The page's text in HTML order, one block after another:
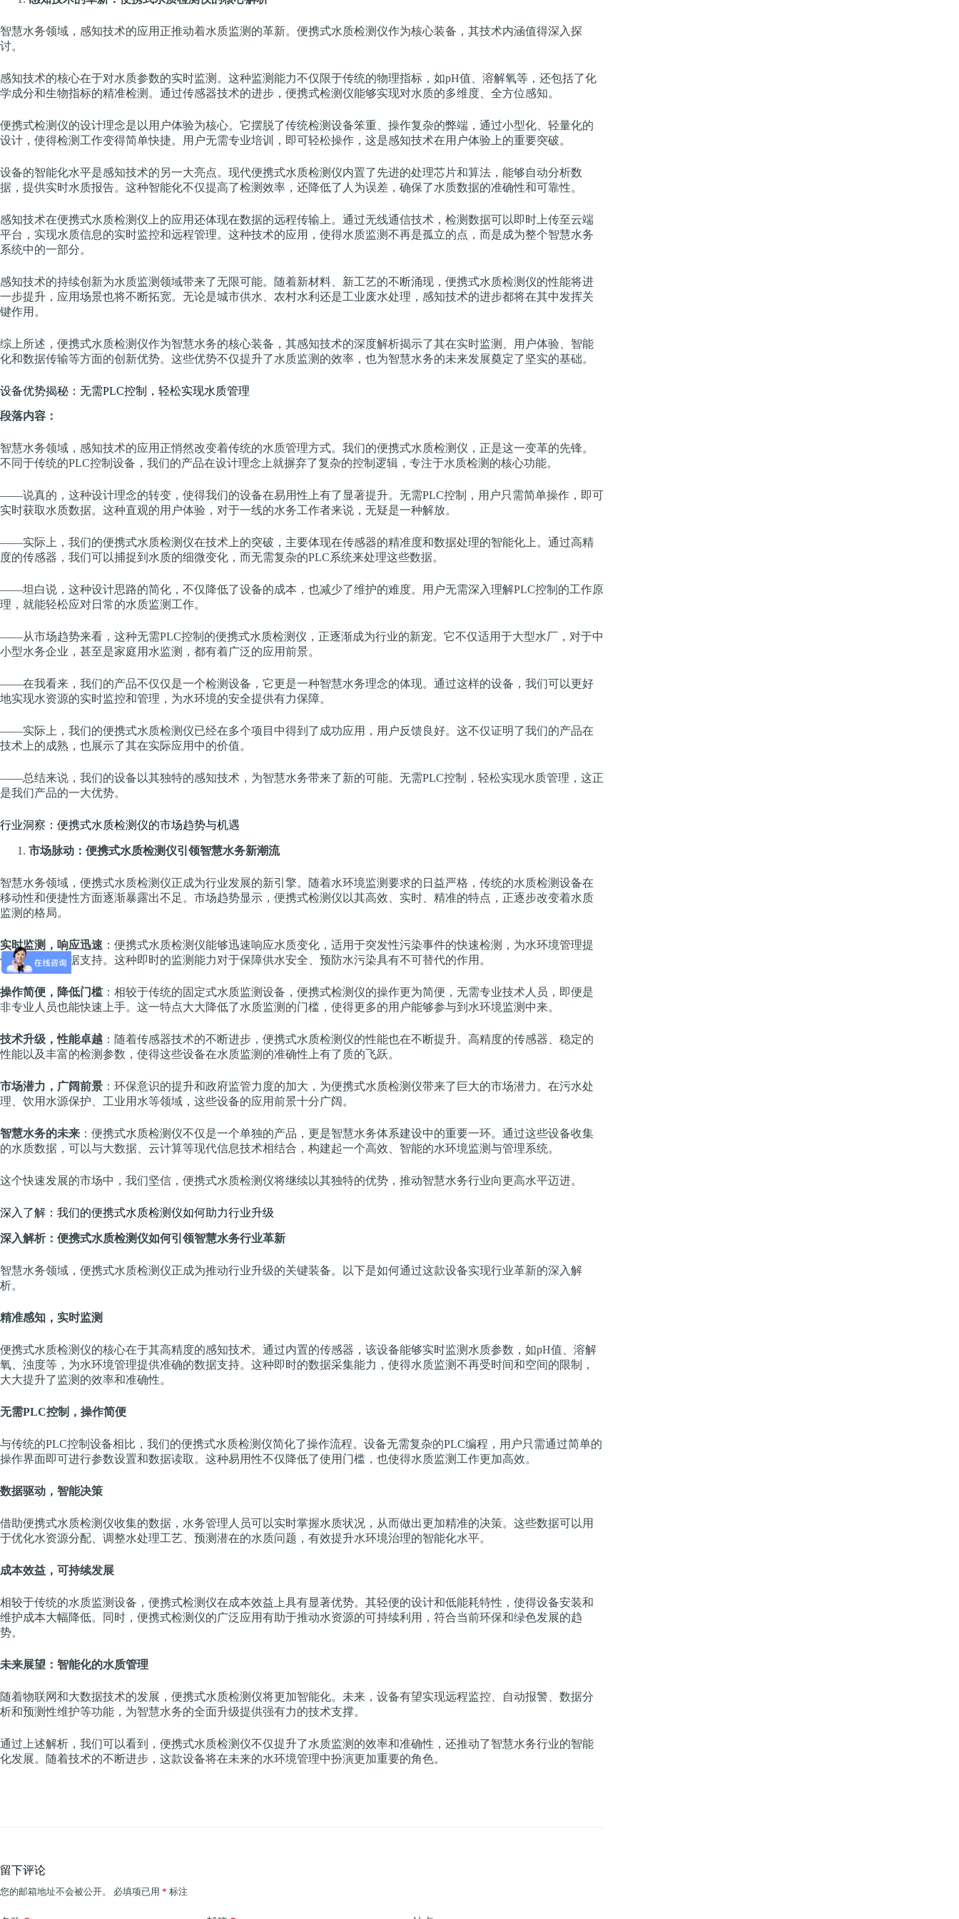
智慧水务领域，感知技术的应用正推动着水质监测的革新。便携式水质检测仪作为核心装备，其技术内涵值得深入探
讨。
感知技术的核心在于对水质参数的实时监测。这种监测能力不仅限于传统的物理指标，如pH值、溶解氧等，还包括了化
学成分和生物指标的精准检测。通过传感器技术的进步，便携式检测仪能够实现对水质的多维度、全方位感知。
便携式检测仪的设计理念是以用户体验为核心。它摆脱了传统检测设备笨重、操作复杂的弊端，通过小型化、轻量化的
设计，使得检测工作变得简单快捷。用户无需专业培训，即可轻松操作，这是感知技术在用户体验上的重要突破。
设备的智能化水平是感知技术的另一大亮点。现代便携式水质检测仪内置了先进的处理芯片和算法，能够自动分析数
据，提供实时水质报告。这种智能化不仅提高了检测效率，还降低了人为误差，确保了水质数据的准确性和可靠性。
感知技术在便携式水质检测仪上的应用还体现在数据的远程传输上。通过无线通信技术，检测数据可以即时上传至云端
平台，实现水质信息的实时监控和远程管理。这种技术的应用，使得水质监测不再是孤立的点，而是成为整个智慧水务
系统中的一部分。
感知技术的持续创新为水质监测领域带来了无限可能。随着新材料、新工艺的不断涌现，便携式水质检测仪的性能将进
一步提升，应用场景也将不断拓宽。无论是城市供水、农村水利还是工业废水处理，感知技术的进步都将在其中发挥关
键作用。
综上所述，便携式水质检测仪作为智慧水务的核心装备，其感知技术的深度解析揭示了其在实时监测、用户体验、智能
化和数据传输等方面的创新优势。这些优势不仅提升了水质监测的效率，也为智慧水务的未来发展奠定了坚实的基础。
设备优势揭秘：无需PLC控制，轻松实现水质管理
段落内容：
智慧水务领域，感知技术的应用正悄然改变着传统的水质管理方式。我们的便携式水质检测仪，正是这一变革的先锋。
不同于传统的PLC控制设备，我们的产品在设计理念上就摒弃了复杂的控制逻辑，专注于水质检测的核心功能。
——说真的，这种设计理念的转变，使得我们的设备在易用性上有了显著提升。无需PLC控制，用户只需简单操作，即可
实时获取水质数据。这种直观的用户体验，对于一线的水务工作者来说，无疑是一种解放。
——实际上，我们的便携式水质检测仪在技术上的突破，主要体现在传感器的精准度和数据处理的智能化上。通过高精
度的传感器，我们可以捕捉到水质的细微变化，而无需复杂的PLC系统来处理这些数据。
——坦白说，这种设计思路的简化，不仅降低了设备的成本，也减少了维护的难度。用户无需深入理解PLC控制的工作原
理，就能轻松应对日常的水质监测工作。
——从市场趋势来看，这种无需PLC控制的便携式水质检测仪，正逐渐成为行业的新宠。它不仅适用于大型水厂，对于中
小型水务企业，甚至是家庭用水监测，都有着广泛的应用前景。
——在我看来，我们的产品不仅仅是一个检测设备，它更是一种智慧水务理念的体现。通过这样的设备，我们可以更好
地实现水资源的实时监控和管理，为水环境的安全提供有力保障。
——实际上，我们的便携式水质检测仪已经在多个项目中得到了成功应用，用户反馈良好。这不仅证明了我们的产品在
技术上的成熟，也展示了其在实际应用中的价值。
——总结来说，我们的设备以其独特的感知技术，为智慧水务带来了新的可能。无需PLC控制，轻松实现水质管理，这正
是我们产品的一大优势。
行业洞察：便携式水质检测仪的市场趋势与机遇
市场脉动：便携式水质检测仪引领智慧水务新潮流
智慧水务领域，便携式水质检测仪正成为行业发展的新引擎。随着水环境监测要求的日益严格，传统的水质检测设备在
移动性和便捷性方面逐渐暴露出不足。市场趋势显示，便携式检测仪以其高效、实时、精准的特点，正逐步改变着水质
监测的格局。
实时监测，响应迅速 ：便携式水质检测仪能够迅速响应水质变化，适用于突发性污染事件的快速检测，为水环境管理提
供了及时的数据支持。这种即时的监测能力对于保障供水安全、预防水污染具有不可替代的作用。
操作简便，降低门槛：相较于传统的固定式水质监测设备，便携式检测仪的操作更为简便，无需专业技术人员，即便是
非专业人员也能快速上手。这一特点大大降低了水质监测的门槛，使得更多的用户能够参与到水环境监测中来。
技术升级，性能卓越 ：随着传感器技术的不断进步，便携式水质检测仪的性能也在不断提升。高精度的传感器、稳定的
性能以及丰富的检测参数，使得这些设备在水质监测的准确性上有了质的飞跃。
市场潜力，广阔前景 ：环保意识的提升和政府监管力度的加大，为便携式水质检测仪带来了巨大的市场潜力。在污水处
理、饮用水源保护、工业用水等领域，这些设备的应用前景十分广阔。
智慧水务的未来 ：便携式水质检测仪不仅是一个单独的产品，更是智慧水务体系建设中的重要一环。通过这些设备收集
的水质数据，可以与大数据、云计算等现代信息技术相结合，构建起一个高效、智能的水环境监测与管理系统。
这个快速发展的市场中，我们坚信，便携式水质检测仪将继续以其独特的优势，推动智慧水务行业向更高水平迈进。
深入了解：我们的便携式水质检测仪如何助力行业升级
深入解析：便携式水质检测仪如何引领智慧水务行业革新
智慧水务领域，便携式水质检测仪正成为推动行业升级的关键装备。以下是如何通过这款设备实现行业革新的深入解
析。
精准感知，实时监测
便携式水质检测仪的核心在于其高精度的感知技术。通过内置的传感器，该设备能够实时监测水质参数，如pH值、溶解
氧、浊度等，为水环境管理提供准确的数据支持。这种即时的数据采集能力，使得水质监测不再受时间和空间的限制，
大大提升了监测的效率和准确性。
无需PLC控制，操作简便
与传统的PLC控制设备相比，我们的便携式水质检测仪简化了操作流程。设备无需复杂的PLC编程，用户只需通过简单的
操作界面即可进行参数设置和数据读取。这种易用性不仅降低了使用门槛，也使得水质监测工作更加高效。
数据驱动，智能决策
借助便携式水质检测仪收集的数据，水务管理人员可以实时掌握水质状况，从而做出更加精准的决策。这些数据可以用
于优化水资源分配、调整水处理工艺、预测潜在的水质问题，有效提升水环境治理的智能化水平。
成本效益，可持续发展
相较于传统的水质监测设备，便携式检测仪在成本效益上具有显著优势。其轻便的设计和低能耗特性，使得设备安装和
维护成本大幅降低。同时，便携式检测仪的广泛应用有助于推动水资源的可持续利用，符合当前环保和绿色发展的趋
势。
未来展望：智能化的水质管理
随着物联网和大数据技术的发展，便携式水质检测仪将更加智能化。未来，设备有望实现远程监控、自动报警、数据分
析和预测性维护等功能，为智慧水务的全面升级提供强有力的技术支撑。
通过上述解析，我们可以看到，便携式水质检测仪不仅提升了水质监测的效率和准确性，还推动了智慧水务行业的智能
化发展。随着技术的不断进步，这款设备将在未来的水环境管理中扮演更加重要的角色。
留下评论
您的邮箱地址不会被公开。 必填项已用 * 标注